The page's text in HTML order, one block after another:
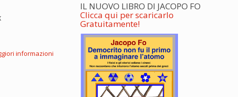
informazioni
IL NUOVO LIBRO DI JACOPO FO
Clicca qui per scaricarlo
Gratuitamente!